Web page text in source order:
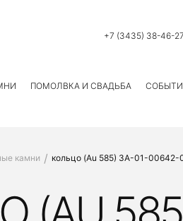
+7 (3435) 38-46-27
ПОМОЛВКА И СВАДЬБА
камни кольцо (Au 585) ЗА-01-